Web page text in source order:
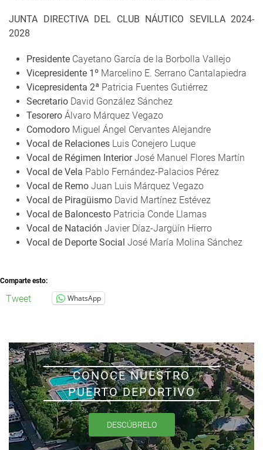
JUNTA DIRECTIVA DEL CLUB NÁUTICO SEVILLA 2024-
2028
Presidente Cayetano García de la Borbolla Vallejo
Vicepresidente 1º Marcelino E. Serrano Cantalapiedra
Vicepresidenta 2ª Patricia Fuentes Gutiérrez
Secretario David González Sánchez
Tesorero Álvaro Márquez Vegazo
Comodoro Miguel Ángel Cervantes Alejandre
Vocal de Relaciones Luis Conejero Luque
Vocal de Régimen InteriorJosé Manuel Flores Martín
Vocal de Vela Pablo Fernández-Palacios Pérez
Vocal de Remo Juan Luis Márquez Vegazo
Vocal de Piragüismo David Martínez Estévez
Vocal de Baloncesto Patricia Conde Llamas
Vocal de Natación Javier Díaz-Jargüín Hierro
Vocal de Deporte Social José María Molina Sánchez
Comparte esto:
Tweet WhatsApp
CONOCE NUESTRO
PUERTO DEPORTIVO
DESCÚBRELO